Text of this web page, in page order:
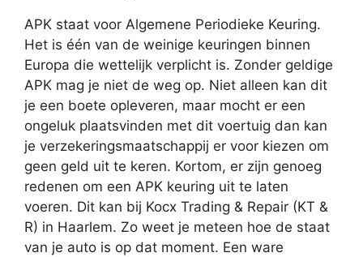
APK staat voor Algemene Periodieke Keuring.
Het is één van de weinige keuringen binnen
Europa die wettelijk verplicht is. Zonder geldige
APK mag je niet de weg op. Niet alleen kan dit
je een boete opleveren, maar mocht er een
ongeluk plaatsvinden met dit voertuig dan kan
je verzekeringsmaatschappij er voor kiezen om
geen geld uit te keren. Kortom, er zijn genoeg
redenen om een APK keuring uit te laten
voeren. Dit kan bij Kocx Trading & Repair (KT &
R) in Haarlem. Zo weet je meteen hoe de staat
van je auto is op dat moment. Een ware